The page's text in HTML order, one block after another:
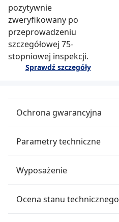
pozytywnie
zweryfikowany po
przeprowadzeniu
szczegółowej 75-
stopniowej inspekcji.
Sprawdź szczegóły
Ochrona gwarancyjna
Parametry techniczne
Wyposażenie
Ocena stanu technicznego